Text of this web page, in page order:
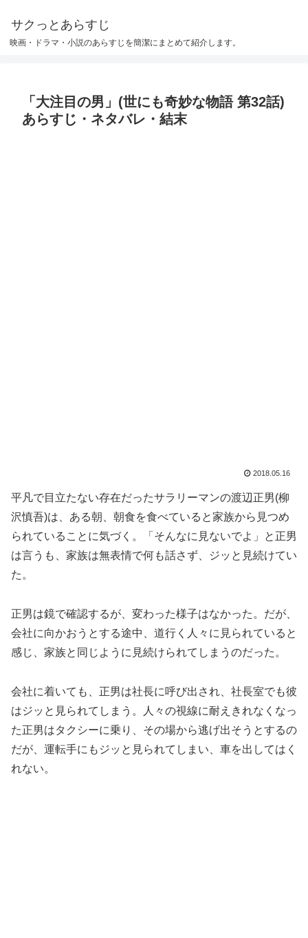
サクっとあらすじ
映画・ドラマ・小説のあらすじを簡潔にまとめて紹介します。
「大注目の男」(世にも奇妙な物語 第32話)
あらすじ・ネタバレ・結末
2018.05.16
平凡で目立たない存在だったサラリーマンの渡辺正男(柳
沢慎吾)は、ある朝、朝食を食べていると家族から見つめ
られていることに気づく。「そんなに見ないでよ」と正男
は言うも、家族は無表情で何も話さず、ジッと見続けてい
た。
正男は鏡で確認するが、変わった様子はなかった。だが、
会社に向かおうとする途中、道行く人々に見られていると
感じ、家族と同じように見続けられてしまうのだった。
会社に着いても、正男は社長に呼び出され、社長室でも彼
はジッと見られてしまう。人々の視線に耐えきれなくなっ
た正男はタクシーに乗り、その場から逃げ出そうとするの
だが、運転手にもジッと見られてしまい、車を出してはく
れない。